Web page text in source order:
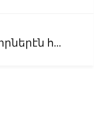
հ...